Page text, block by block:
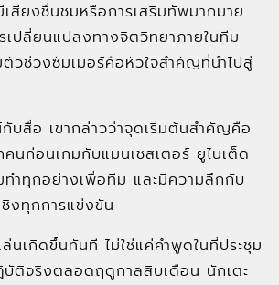
สียงชื่นชมหรือการเสริมทัพมากมาย
เปลี่ยนแปลงทางจิตวิทยาภายในทีม
ตัวช่วงซัมเมอร์คือหัวใจสำคัญที่นำไปสู่
บสื่อ เขากล่าวว่าจุดเริ่มต้นสำคัญคือ
นก่อนเกมกับแมนเชสเตอร์ ยูไนเต็ด
ำทุกอย่างเพื่อทีม และมีความลึกกับ
งทุกการแข่งขัน
นเกิดขึ้นทันที ไม่ใช่แค่คำพูดในที่ประชุม
บัติจริงตลอดฤดูกาลสิบเดือน นักเตะ